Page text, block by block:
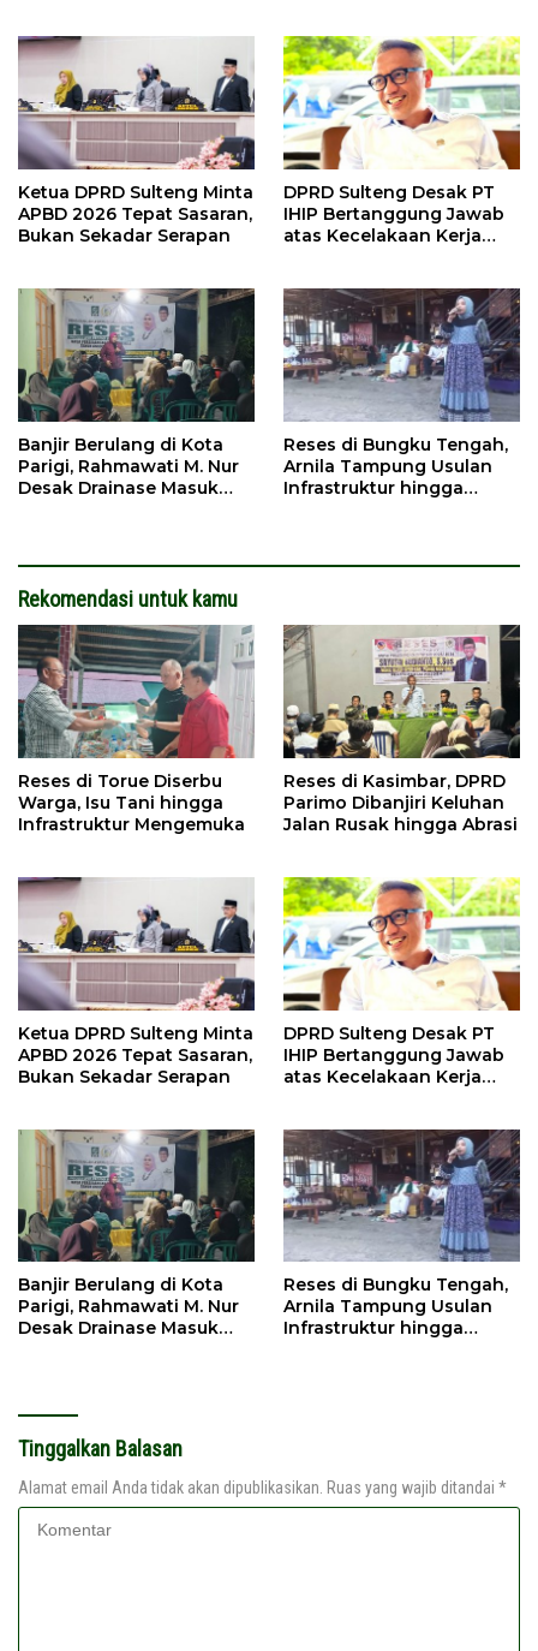
Ketua DPRD Sulteng Minta
APBD 2026 Tepat Sasaran,
Bukan Sekadar Serapan
DPRD Sulteng Desak PT
IHIP Bertanggung Jawab
atas Kecelakaan Kerja
Banjir Berulang di Kota
Parigi, Rahmawati M. Nur
Desak Drainase Masuk
Reses di Bungku Tengah,
Arnila Tampung Usulan
Infrastruktur hingga
Rekomendasi untuk kamu
Reses di Torue Diserbu
Warga, Isu Tani hingga
Infrastruktur Mengemuka
Reses di Kasimbar, DPRD
Parimo Dibanjiri Keluhan
Jalan Rusak hingga Abrasi
Ketua DPRD Sulteng Minta
APBD 2026 Tepat Sasaran,
Bukan Sekadar Serapan
DPRD Sulteng Desak PT
IHIP Bertanggung Jawab
atas Kecelakaan Kerja
Banjir Berulang di Kota
Parigi, Rahmawati M. Nur
Desak Drainase Masuk
Reses di Bungku Tengah,
Arnila Tampung Usulan
Infrastruktur hingga
Tinggalkan Balasan
Alamat email Anda tidak akan dipublikasikan. Ruas yang wajib ditandai *